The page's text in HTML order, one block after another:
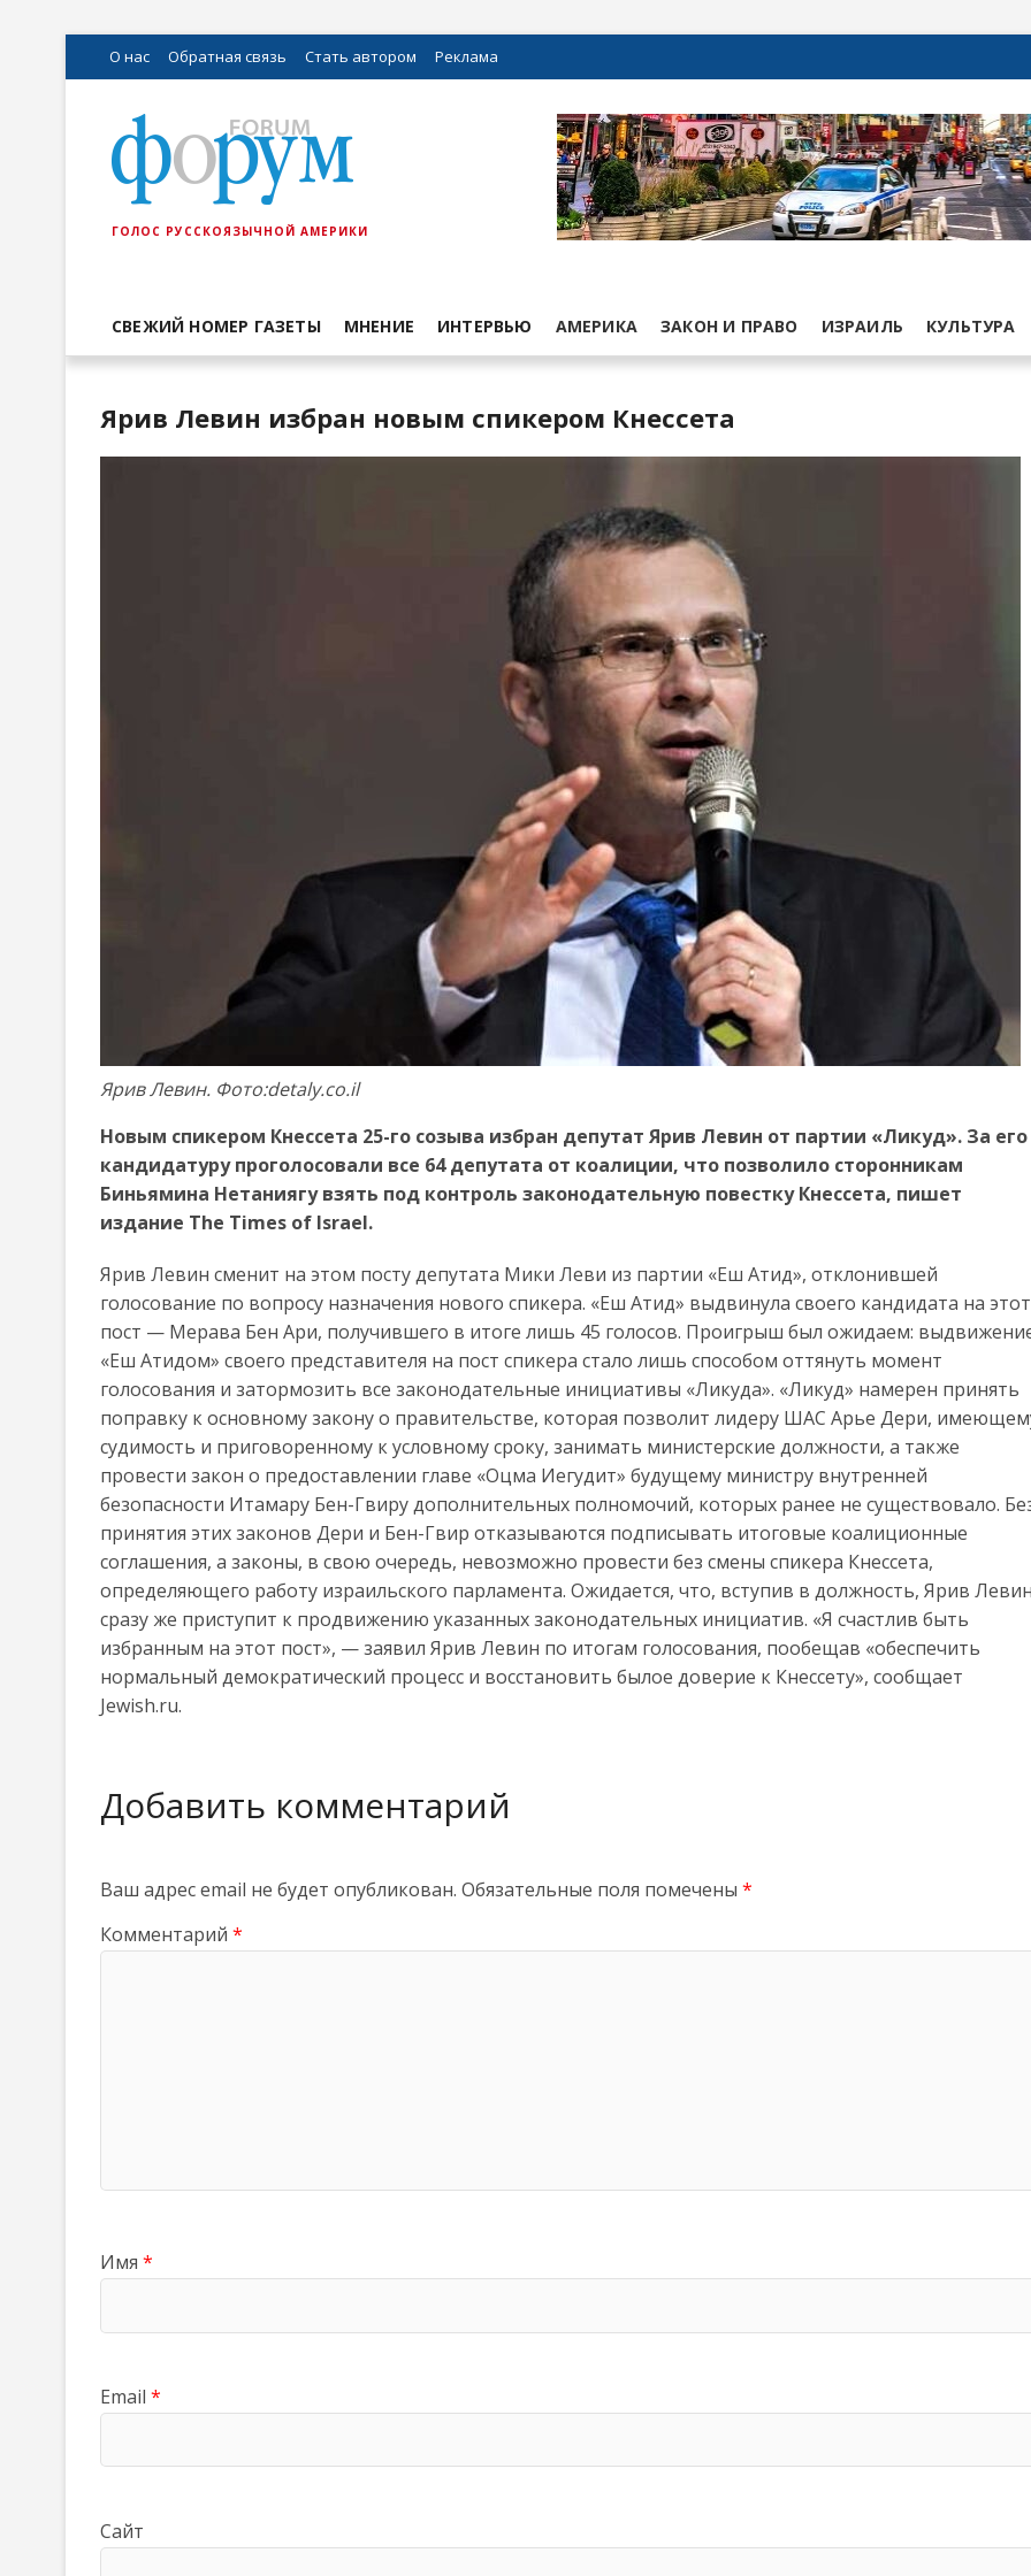
О нас Обратная связь Стать автором Реклама
ГОЛОС РУССКОЯЗЫЧНОЙ АМЕРИКИ
СВЕЖИЙ НОМЕР ГАЗЕТЫ МНЕНИЕ ИНТЕРВЬЮ АМЕРИКА ЗАКОН И ПРАВО ИЗРАИЛЬ КУЛЬТУРА
Ярив Левин избран новым спикером Кнессета
Ярив Левин. Фото:detaly.co.il
Новым спикером Кнессета 25-го созыва избран депутат Ярив Левин от партии «Ликуд». За его
кандидатуру проголосовали все 64 депутата от коалиции, что позволило сторонникам
Биньямина Нетаниягу взять под контроль законодательную повестку Кнессета, пишет
издание The Times of Israel.
Ярив Левин сменит на этом посту депутата Мики Леви из партии «Еш Атид», отклонившей
голосование по вопросу назначения нового спикера. «Еш Атид» выдвинула своего кандидата на этот
пост — Мерава Бен Ари, получившего в итоге лишь 45 голосов. Проигрыш был ожидаем:
«Еш Атидом» своего представителя на пост спикера стало лишь способом оттянуть момент
голосования и затормозить все законодательные инициативы «Ликуда». «Ликуд» намерен принять
поправку к основному закону о правительстве, которая позволит лидеру ШАС Арье Дери,
судимость и приговоренному к условному сроку, занимать министерские должности, а также
провести закон о предоставлении главе «Оцма Иегудит» будущему министру внутренней
безопасности Итамару Бен-Гвиру дополнительных полномочий, которых ранее не существовало.
принятия этих законов Дери и Бен-Гвир отказываются подписывать итоговые коалиционные
соглашения, а законы, в свою очередь, невозможно провести без смены спикера Кнессета,
определяющего работу израильского парламента. Ожидается, что, вступив в должность, Ярив
сразу же приступит к продвижению указанных законодательных инициатив. «Я счастлив быть
избранным на этот пост», — заявил Ярив Левин по итогам голосования, пообещав «обеспечить
нормальный демократический процесс и восстановить былое доверие к Кнессету», сообщает
Jewish.ru.
Добавить комментарий
Ваш адрес email не будет опубликован. Обязательные поля помечены *
Комментарий *
Имя *
Email *
Сайт